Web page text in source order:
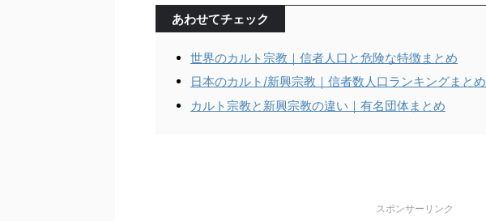
あわせてチェック
世界のカルト宗教｜信者人口と危険な特徴まとめ
日本のカルト/新興宗教｜信者数人口ランキングまとめ
カルト宗教と新興宗教の違い｜有名団体まとめ
スポンサーリンク